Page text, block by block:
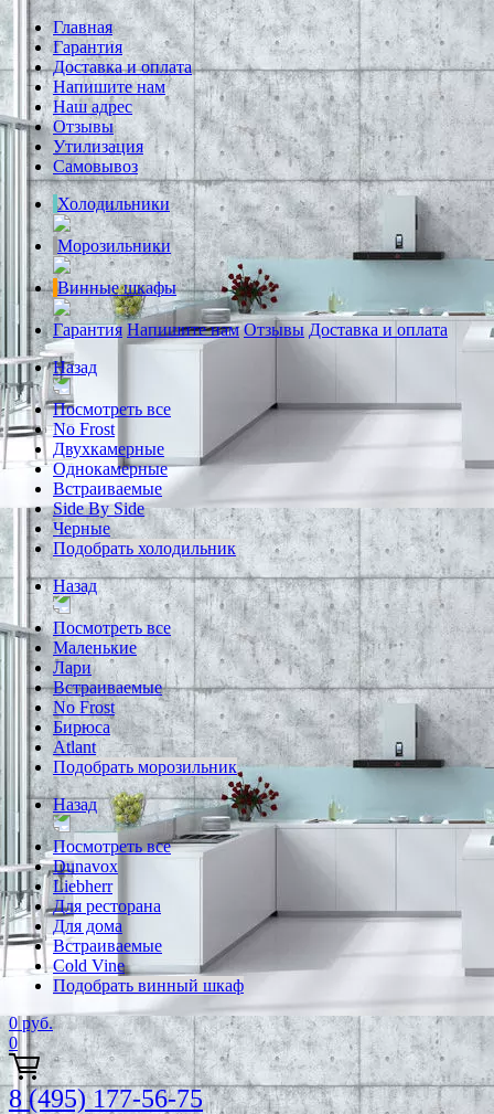
Главная
Гарантия
Доставка и оплата
Напишите нам
Наш адрес
Отзывы
Утилизация
Самовывоз
Холодильники
Морозильники
Винные шкафы
Гарантия Напишите нам Отзывы Доставка и оплата
Назад
Посмотреть все
No Frost
Двухкамерные
Однокамерные
Встраиваемые
Side By Side
Черные
Подобрать холодильник
Назад
Посмотреть все
Маленькие
Лари
Встраиваемые
No Frost
Бирюса
Atlant
Подобрать морозильник
Назад
Посмотреть все
Dunavox
Liebherr
Для ресторана
Для дома
Встраиваемые
Cold Vine
Подобрать винный шкаф
0 руб.
0
8 (495) 177-56-75